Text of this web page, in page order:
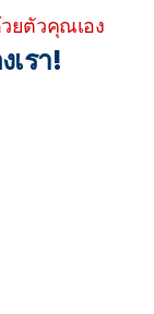
ยตัวคุณเอง
เรา!